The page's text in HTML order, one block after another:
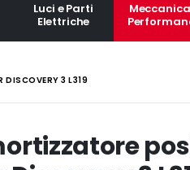
Luci e Parti
Elettriche
DISCOVERY 3 L319